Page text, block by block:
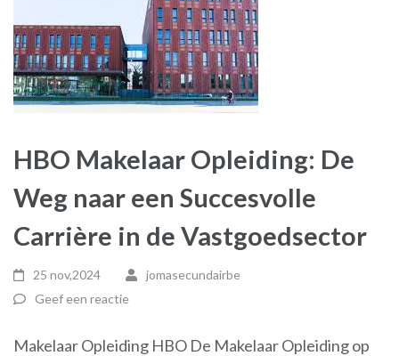
HBO Makelaar Opleiding: De
Weg naar een Succesvolle
Carrière in de Vastgoedsector
25 nov,2024
jomasecundairbe
Geef een reactie
Makelaar Opleiding HBO De Makelaar Opleiding op